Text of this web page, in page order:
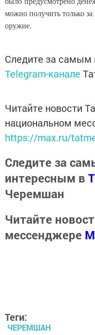
можно получить только
оружие.
Следите за
Telegram-канале
Читайте новости
национальном
https://max.ru/
Следите за
интересным в
Черемшан
Читайте
мессенджере
Теги:
ЧЕРЕМШАН